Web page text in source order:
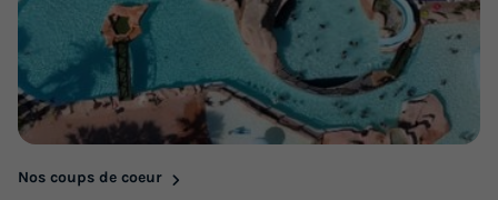
Nos coups de coeur